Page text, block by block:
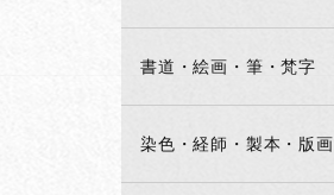
書道・絵画・筆・梵字
染色・経師・製本・版画